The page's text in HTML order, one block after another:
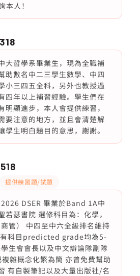
人！
大哲學系畢業生，現為全職補
助數名中二三學生數學、中四
小三四五全科，另外也教授過
四年以上補習經驗。學生們在
明顯進步，本人會提供練習，
要注意的地方，並且會清楚解
學生明白題目的意思，謝謝。
提供練習題/試題
DSER 畢業於Band 1A中
若瑟書院 選修科目為：化學，
管） 中四至中六全級排名維持
科目predicted grade均為5-
生會會長以及中文辯論隊副隊
雜概念化繁為簡 亦曾免費幫助
有自製筆記以及大量出版社/名